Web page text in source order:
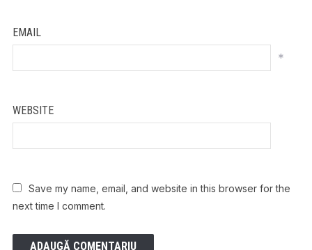
EMAIL
*
WEBSITE
Save my name, email, and website in this browser for the
next time I comment.